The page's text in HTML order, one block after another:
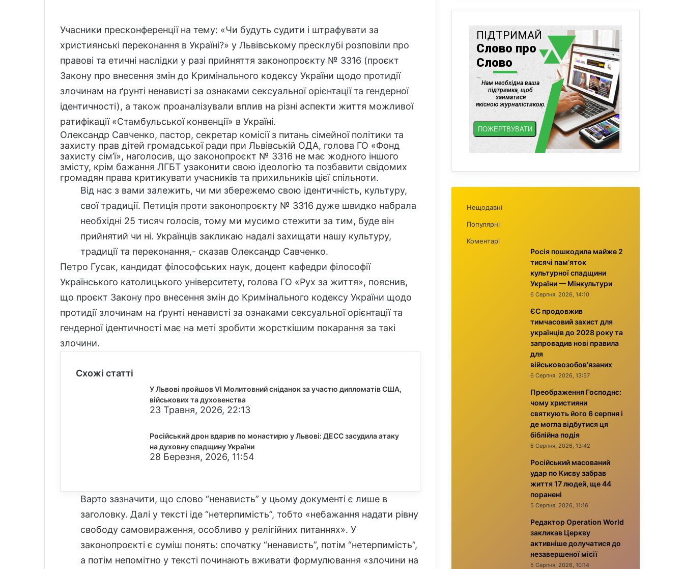
Учасники пресконференції на тему: «Чи будуть судити і штрафувати за
християнські переконання в Україні?» у Львівському пресклубі розповіли про
правові та етичні наслідки у разі прийняття законопроєкту № 3316 (проєкт
Закону про внесення змін до Кримінального кодексу України щодо протидії
злочинам на ґрунті ненависті за ознаками сексуальної орієнтації та гендерної
ідентичності), а також проаналізували вплив на різні аспекти життя можливої
ратифікації «Стамбульської конвенції» в Україні.
Олександр Савченко, пастор, секретар комісії з питань сімейної політики та
захисту прав дітей громадської ради при Львівській ОДА, голова ГО «Фонд
захисту сім’ї», наголосив, що законопроєкт № 3316 не має жодного іншого
змісту, крім бажання ЛГБТ узаконити свою ідеологію та позбавити свідомих
громадян права критикувати учасників та прихильників цієї спільноти.
Від нас з вами залежить, чи ми збережемо свою ідентичність, культуру,
свої традиції. Петиція проти законопроєкту № 3316 дуже швидко набрала
необхідні 25 тисяч голосів, тому ми мусимо стежити за тим, буде він
прийнятий чи ні. Українців закликаю надалі захищати нашу культуру,
традиції та переконання,- сказав Олександр Савченко.
Петро Гусак, кандидат філософських наук, доцент кафедри філософії
Українського католицького університету, голова ГО «Рух за життя», пояснив,
що проєкт Закону про внесення змін до Кримінального кодексу України щодо
протидії злочинам на ґрунті ненависті за ознаками сексуальної орієнтації та
гендерної ідентичності має на меті зробити жорсткішим покарання за такі
злочини.
Схожі статті
У Львові пройшов VI Молитовний сніданок за участю дипломатів США,
військових та духовенства
23 Травня, 2026, 22:13
Російський дрон вдарив по монастирю у Львові: ДЕСС засудила атаку
на духовну спадщину України
28 Березня, 2026, 11:54
Варто зазначити, що слово “ненависть” у цьому документі є лише в
заголовку. Далі у тексті іде “нетерпимість”, тобто «небажання надати рівну
свободу самовираження, особливо у релігійних питаннях». У
законопроєкті є суміш понять: спочатку “ненависть”, потім “нетерпимість”,
а потім непомітно у тексті починають вживати формулювання «злочини на
Нещодавні
Популярні
Коментарі
Росія пошкодила майже 2
тисячі пам’яток
культурної спадщини
України — Мінкультури
6 Серпня, 2026, 14:10
ЄС продовжив
тимчасовий захист для
українців до 2028 року та
запровадив нові правила
для
військовозобов’язаних
6 Серпня, 2026, 13:57
Преображення Господнє:
чому християни
святкують його 6 серпня і
де могла відбутися ця
біблійна подія
6 Серпня, 2026, 13:42
Російський масований
удар по Києву забрав
життя 17 людей, ще 44
поранені
5 Серпня, 2026, 11:16
Редактор Operation World
закликав Церкву
активніше долучатися до
незавершеної місії
5 Серпня, 2026, 10:14